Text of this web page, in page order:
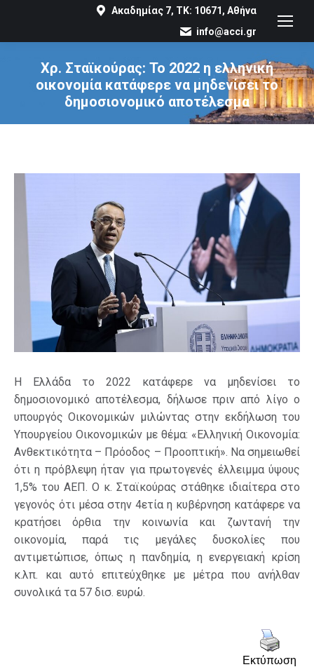
Ακαδημίας 7, ΤΚ: 10671, Αθήνα
info@acci.gr
Χρ. Σταϊκούρας: Το 2022 η ελληνική
οικονομία κατάφερε να μηδενίσει το
δημοσιονομικό αποτέλεσμα
You are here:
Η Ελλάδα το 2022 κατάφερε να μηδενίσει το
δημοσιονομικό αποτέλεσμα, δήλωσε πριν από λίγο ο
υπουργός Οικονομικών μιλώντας στην εκδήλωση του
Υπουργείου Οικονομικών με θέμα: «Ελληνική Οικονομία:
Ανθεκτικότητα – Πρόοδος – Προοπτική». Να σημειωθεί
ότι η πρόβλεψη ήταν για πρωτογενές έλλειμμα ύψους
1,5% του ΑΕΠ. Ο κ. Σταϊκούρας στάθηκε ιδιαίτερα στο
γεγονός ότι μέσα στην 4ετία η κυβέρνηση κατάφερε να
κρατήσει όρθια την κοινωνία και ζωντανή την
οικονομία, παρά τις μεγάλες δυσκολίες που
αντιμετώπισε, όπως η πανδημία, η ενεργειακή κρίση
κ.λπ. και αυτό επιτεύχθηκε με μέτρα που ανήλθαν
συνολικά τα 57 δισ. ευρώ.
Εκτύπωση